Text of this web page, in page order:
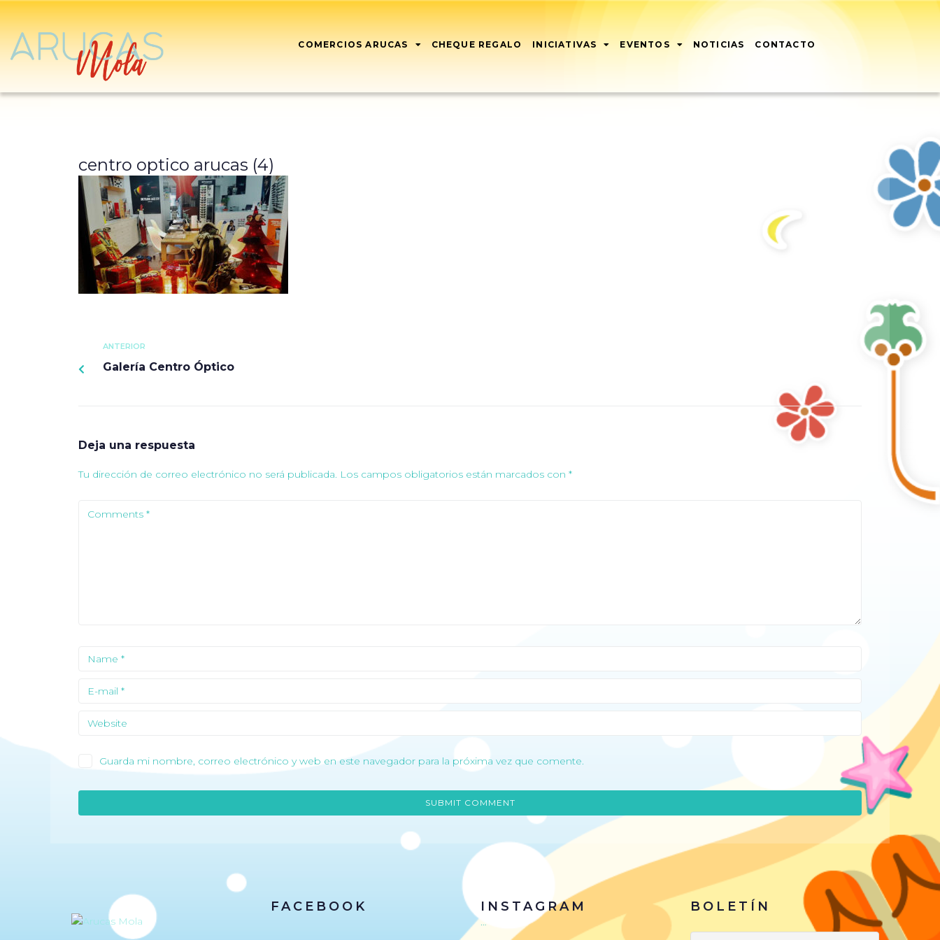
COMERCIOS ARUCAS CHEQUE REGALO INICIATIVAS EVENTOS NOTICIAS CONTACTO
centro optico arucas (4)
ANTERIOR
Galería Centro Óptico
Deja una respuesta
Tu dirección de correo electrónico no será publicada. Los campos obligatorios están marcados con *
Guarda mi nombre, correo electrónico y web en este navegador para la próxima vez que comente.
FACEBOOK INSTAGRAM
…
BOLETÍN